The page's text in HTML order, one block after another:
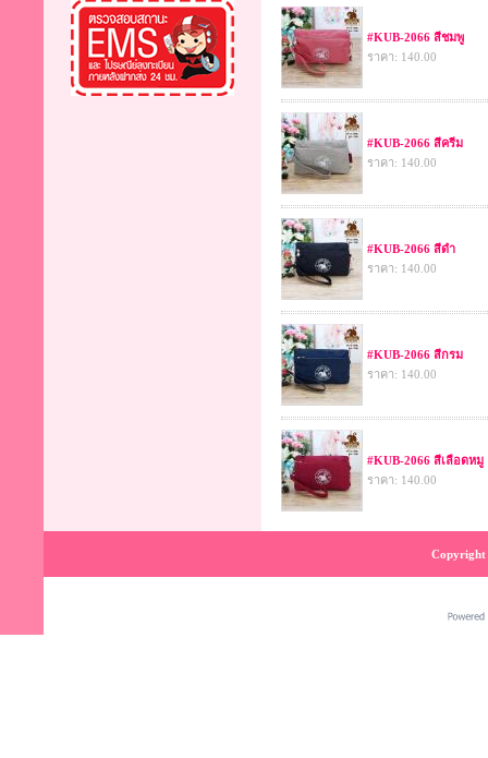
#KUB-2066 สีชมพู
ราคา: 140.00
#KUB-2066 สีครีม
ราคา: 140.00
#KUB-2066 สีดำ
ราคา: 140.00
#KUB-2066 สีกรม
ราคา: 140.00
#KUB-2066 สีเลือดหมู
ราคา: 140.00
Copyright